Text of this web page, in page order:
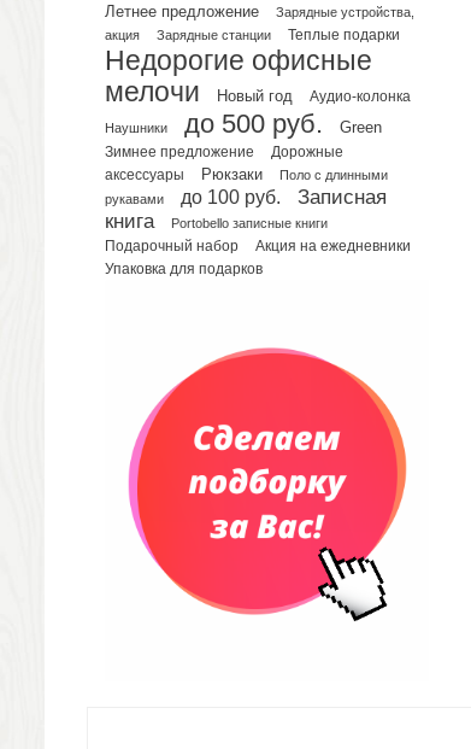
Планинги и телефонные книжки
Планинги датированные
Планинги недатированные
Телефонные книжки
Еженедельники
Органайзер на ежедневник
Сумки и Рюкзаки
Рюкзаки
Конференц-сумки
Несессеры и косметички
Портфели
Чехлы для планшетов и ноутбуков
Сумка на пояс или шею
Аксессуары
Женские сумки
Уютный дом
Текстиль для ванной комнаты
Летнее предложение
Зарядные устройства,
акция
Зарядные станции Теплые подарки
Недорогие офисные
мелочи
Новый год Аудио-колонка
Наушники до 500 руб. Green
Зимнее предложение
Дорожные
аксессуары
Рюкзаки
Поло с длинными
рукавами
до 100 руб.
Записная
книга
Portobello записные книги
Подарочный набор Акция на ежедневники
Упаковка для подарков